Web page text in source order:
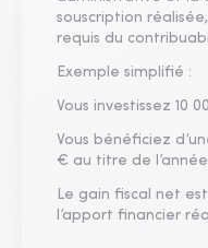
souscription
requis du
Exemple simplifié :
Vous investissez 10
Vous bénéficiez
€ au titre de
Le gain fiscal net
l’apport financier